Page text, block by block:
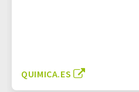
QUIMICA.ES